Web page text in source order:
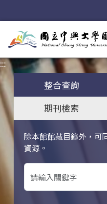
:::
整合查詢
期刊檢索
除本館館藏目錄外，可
資源。
關鍵字搜尋